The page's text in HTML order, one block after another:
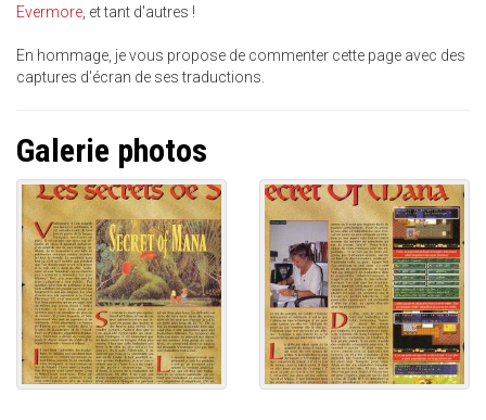
Evermore , et tant d'autres !
En hommage, je vous propose de commenter cette page avec des
captures d'écran de ses traductions.
Galerie photos